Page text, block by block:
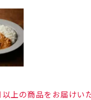
上の商品をお届けいた